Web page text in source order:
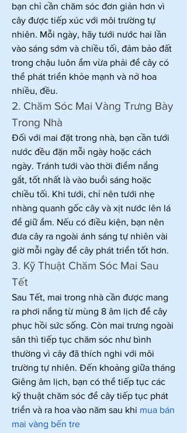
bạn chỉ cần chăm sóc đơn giản hơn vì
cây được tiếp xúc với môi trường tự
nhiên. Mỗi ngày, hãy tưới nước hai lần
vào sáng sớm và chiều tối, đảm bảo đất
trong chậu luôn ẩm vừa phải để cây có
thể phát triển khỏe mạnh và nở hoa
nhiều, đều.
2. Chăm Sóc Mai Vàng Trưng Bày
Trong Nhà
Đối với mai đặt trong nhà, bạn cần tưới
nước đều đặn mỗi ngày hoặc cách
ngày. Tránh tưới vào thời điểm nắng
gắt, tốt nhất là vào buổi sáng hoặc
chiều tối. Khi tưới, chỉ nên tưới nhẹ
nhàng quanh gốc cây và xịt nước lên lá
để giữ ẩm. Nếu có điều kiện, bạn nên
đưa cây ra ngoài ánh sáng tự nhiên vài
giờ mỗi ngày để cây phát triển tốt hơn.
3. Kỹ Thuật Chăm Sóc Mai Sau
Tết
Sau Tết, mai trong nhà cần được mang
ra phơi nắng từ mùng 8 âm lịch để cây
phục hồi sức sống. Còn mai trưng ngoài
sân thì tiếp tục chăm sóc như bình
thường vì cây đã thích nghi với môi
trường tự nhiên. Đến khoảng giữa tháng
Giêng âm lịch, bạn có thể tiếp tục các
kỹ thuật chăm sóc để cây tiếp tục phát
triển và ra hoa vào năm sau khi mua bán
mai vàng bến tre